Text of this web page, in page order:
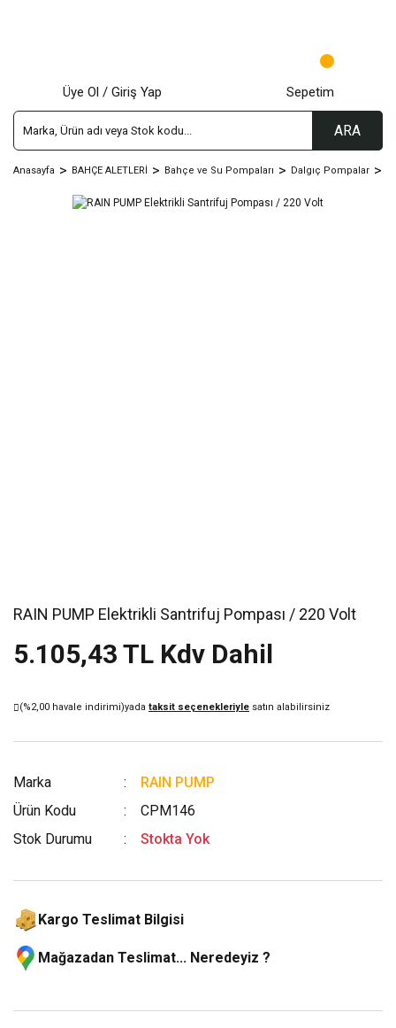
ARA
Üye Ol / Giriş Yap Sepetim
Anasayfa BAHÇE ALETLERİ Bahçe ve Su Pompaları Dalgıç Pompalar
RAIN PUMP Elektrikli Santrifuj Pompası / 220 Volt
5.105,43 TL Kdv Dahil
(%2,00 havale indirimi)yada taksit seçenekleriyle satın alabilirsiniz
Marka
RAIN PUMP
Ürün Kodu
CPM146
Stok Durumu
Stokta Yok
Kargo Teslimat Bilgisi
Mağazadan Teslimat... Neredeyiz ?